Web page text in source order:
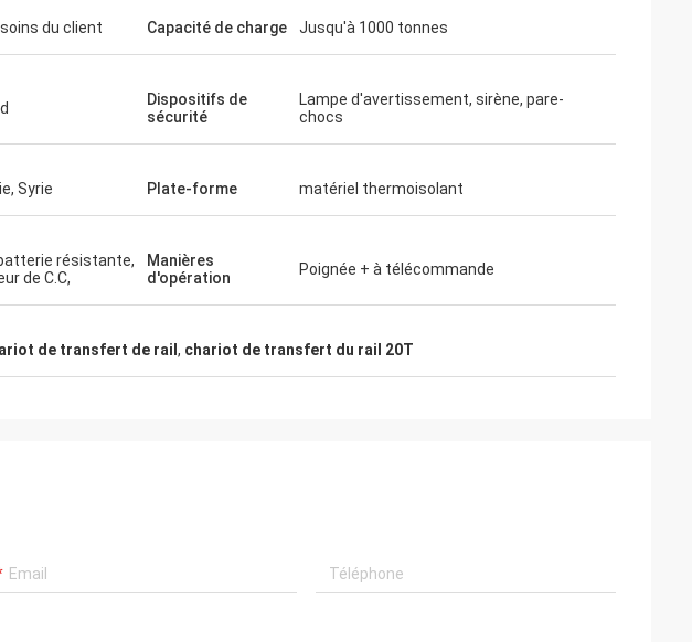
vraiment une société de 5
l'espoir i peut être un client de
du client Capacité de charge Jusqu'à 1000 tonnes
Dispositifs de
sécurité
Lampe d'avertissement, sirène, pare-
chocs
Syrie Plate-forme matériel thermoisolant
résistante,
de C.C,
Manières
d'opération
Poignée + à télécommande
de transfert de rail , chariot de transfert du rail 20T